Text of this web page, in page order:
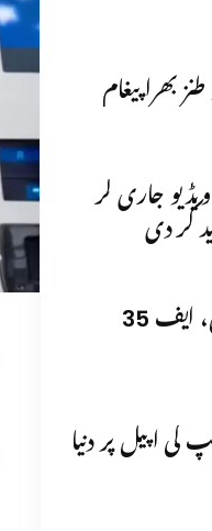
بھرا پیغام
جاری کر
کر دی
برطانیہ نے قطر، قبرص میں ٹائفون، ایف 35
کی اپیل پر دنیا